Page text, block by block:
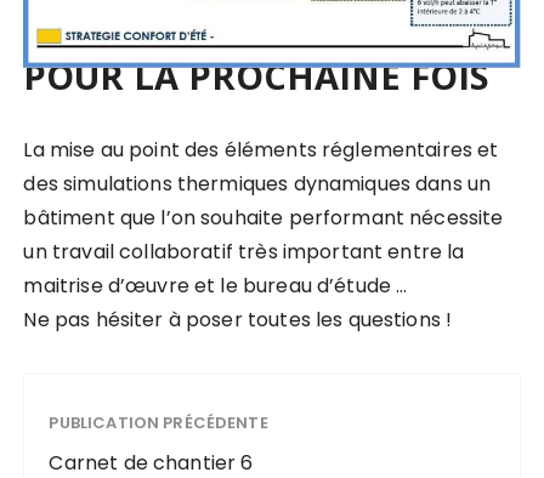
POUR LA PROCHAINE FOIS
La mise au point des éléments réglementaires et
des simulations thermiques dynamiques dans un
bâtiment que l’on souhaite performant nécessite
un travail collaboratif très important entre la
maitrise d’œuvre et le bureau d’étude …
Ne pas hésiter à poser toutes les questions !
PUBLICATION PRÉCÉDENTE
Carnet de chantier 6